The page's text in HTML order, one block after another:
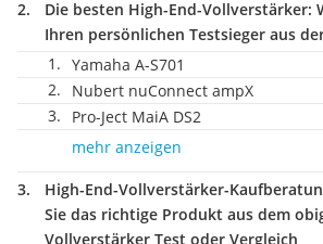
Die besten High-End-Vollverstärker:
Ihren persönlichen Testsieger aus
Yamaha A-S701
Nubert nuConnect ampX
Pro-Ject MaiA DS2
mehr anzeigen
High-End-Vollverstärker-
Sie das richtige Produkt aus dem
Vollverstärker Test oder Vergleich